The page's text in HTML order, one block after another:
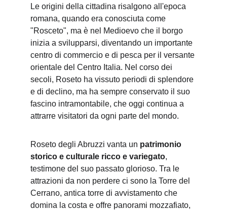
Le origini della cittadina risalgono all'epoca
romana, quando era conosciuta come
"Rosceto", ma è nel Medioevo che il borgo
inizia a svilupparsi, diventando un importante
centro di commercio e di pesca per il versante
orientale del Centro Italia. Nel corso dei
secoli, Roseto ha vissuto periodi di splendore
e di declino, ma ha sempre conservato il suo
fascino intramontabile, che oggi continua a
attrarre visitatori da ogni parte del mondo.
Roseto degli Abruzzi vanta un patrimonio
storico e culturale ricco e variegato,
testimone del suo passato glorioso. Tra le
attrazioni da non perdere ci sono la Torre del
Cerrano, antica torre di avvistamento che
domina la costa e offre panorami mozzafiato,